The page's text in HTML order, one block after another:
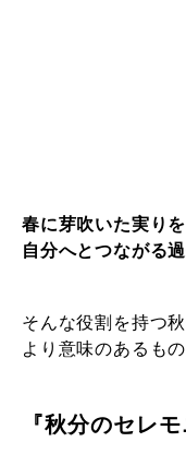
春に芽吹いた実りを
自分へとつながる
そんな役割を持つ
より意味のあるも
『秋分のセレ